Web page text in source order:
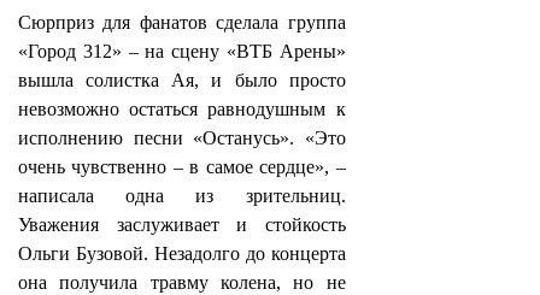
Сюрприз для фанатов сделала группа
«Город 312» – на сцену «ВТБ Арены»
вышла солистка Ая, и было просто
невозможно остаться равнодушным к
исполнению песни «Останусь». «Это
очень чувственно – в самое сердце», –
написала одна из зрительниц.
Уважения заслуживает и стойкость
Ольги Бузовой. Незадолго до концерта
она получила травму колена, но не